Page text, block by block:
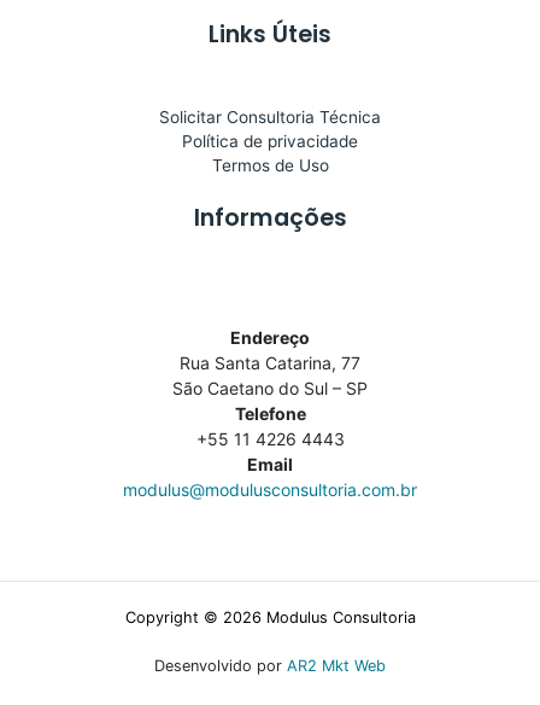
Links Úteis
Solicitar Consultoria Técnica
Política de privacidade
Termos de Uso
Informações
Endereço
Rua Santa Catarina, 77
São Caetano do Sul – SP
Telefone
+55 11 4226 4443
Email
modulus@modulusconsultoria.com.br
Copyright © 2026 Modulus Consultoria
Desenvolvido por AR2 Mkt Web